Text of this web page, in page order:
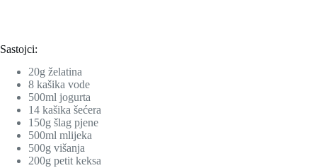
Sastojci:
20g želatina
8 kašika vode
500ml jogurta
14 kašika šećera
150g šlag pjene
500ml mlijeka
500g višanja
200g petit keksa